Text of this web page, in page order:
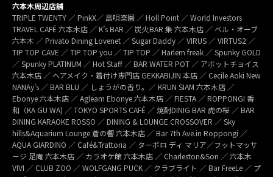
六本木周辺店舗
TRIPLE TWENTY ／ PinkX／ 島唄楽園 ／ Holl Point ／ World Investors
TRAVEL CAFÉ 六本木店 ／ K’s BAR ／ 炭火BAR 集 六本木店 ／ ベル・オーブ
六本木 ／ Privato Dining Lovenet ／ Sugar Daddy ／ VIRUS ／ VIRTUS2 ／
TIP TOP CAVE ／ TIP TOP you ／ TIP TOP ／ Harlem freak ／ Spunky GOLD
／ Spunky PLATINUM ／ Hot Staff ／ BAR WATER POT ／ アボットチョイス
六本木店 ／ ヘアメイク・着付け専門店 GEKKABIJIN 本店 ／ Cecile Aoki New
NANAy’s ／ BAR BLU ／ しょうがの香り。／ KRUN SIAM 六本木店 ／
Ebonye 六本木店 ／ Agleam Ebonye 六本木店 ／ FIESTA ／ ROPPONGI 香
和（KA GU WA) ／ TOKYO SPORTS CAFÉ ／ 焼酎DINIG BAR 虎の桜 ／ BAR
DINING KARAOKE ROSSO ／ DINING & LOUNGE CROSSOVER ／ Sky
hills&Aquarium Lounge 蒼の響 六本木店 ／ Bar 7th Ave.in Roppongi ／
AQUA GIARDINO ／ Café&Trattoria ／ ターボロ ディ マリア／フットマッサ
ージ 足庵 六本木店 ／ カラオケ館 六本木店 ／ Charleston&Son ／ 六本木
VIVI ／ CLUB ZOO ／ WOLFGANG PUCK ／ クラブライト ／ Bar FreeLe ／ プ